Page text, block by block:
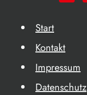
Start
Kontakt
Impressum
Datenschutz